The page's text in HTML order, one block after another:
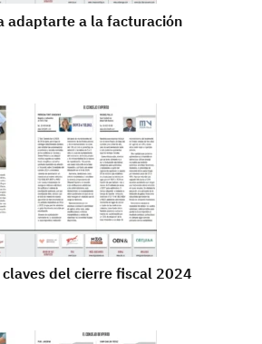
adaptarte a la facturación
claves del cierre fiscal 2024